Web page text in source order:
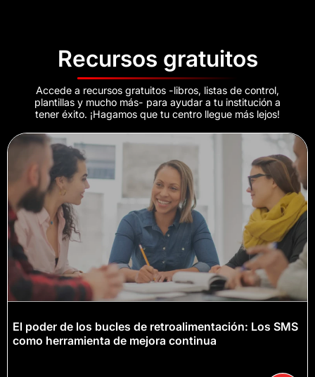
Recursos gratuitos
Accede a recursos gratuitos -libros, listas de control,
plantillas y mucho más- para ayudar a tu institución a
tener éxito. ¡Hagamos que tu centro llegue más lejos!
El poder de los bucles de retroalimentación: Los SMS
como herramienta de mejora continua